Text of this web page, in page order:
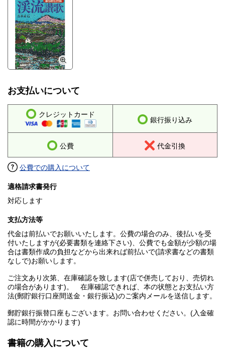
お支払いについて
クレジットカード
銀行振り込み
公費 代金引換
公費での購入について
適格請求書発行
対応します
支払方法等
代金は前払いでお願いいたします。公費の場合のみ、後払いを受
付いたしますが(必要書類を連絡下さい)、公費でも金額が少額の場
合は書類作成の負担などから出来れば前払いで(請求書などの書類
なしで)お願いします。
ご注文あり次第、在庫確認を致します(店で併売しており、売切れ
の場合があります)。 在庫確認できれば、本の状態とお支払い方
法(郵貯銀行口座間送金・銀行振込)のご案内メールを送信します。
郵貯銀行振替口座もございます。お問い合わせください。(入金確
認に時間がかかります)
書籍の購入について